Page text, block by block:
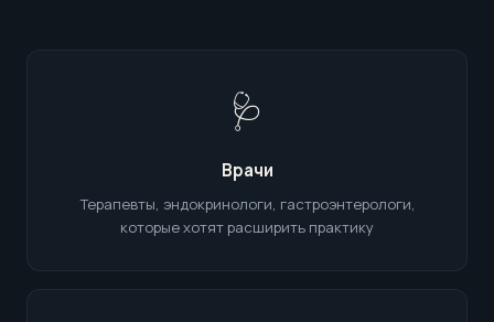
🩺
Врачи
Терапевты, эндокринологи, гастроэнтерологи,
которые хотят расширить практику